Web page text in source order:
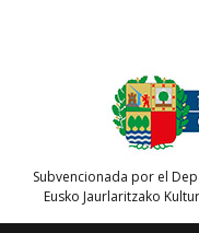
Subvencionada por el
Eusko Jaurlaritzako